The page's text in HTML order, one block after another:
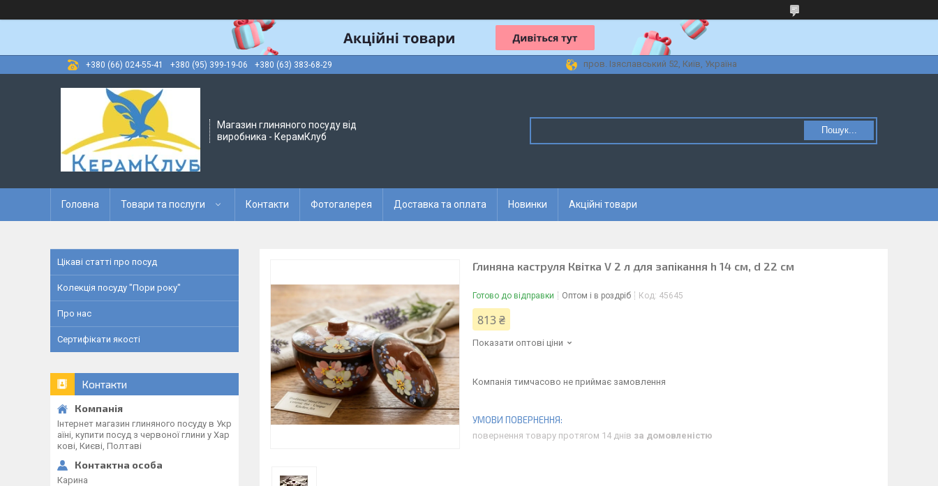
+380 (66) 024-55-41 +380 (95) 399-19-06 +380 (63) 383-68-29 пров. Ізяславський 52, Київ, Україна
Магазин глиняного посуду від
виробника - КерамКлуб
Пошук...
Головна Товари та послуги Контакти Фотогалерея Доставка та оплата Новинки Акційні товари
Глиняна каструля Квітка V 2 л для запікання h 14 см, d 22 см
Готово до відправки Оптом і в роздріб Код: 45645
813 ₴
Показати оптові ціни
Компанія тимчасово не приймає замовлення
повернення товару протягом 14 днів за домовленістю
Цікаві статті про посуд
Колекція посуду "Пори року"
Про нас
Сертифікати якості
Контакти
Інтернет магазин глиняного посуду в Укр
аїні, купити посуд з червоної глини у Хар
кові, Києві, Полтаві
Карина